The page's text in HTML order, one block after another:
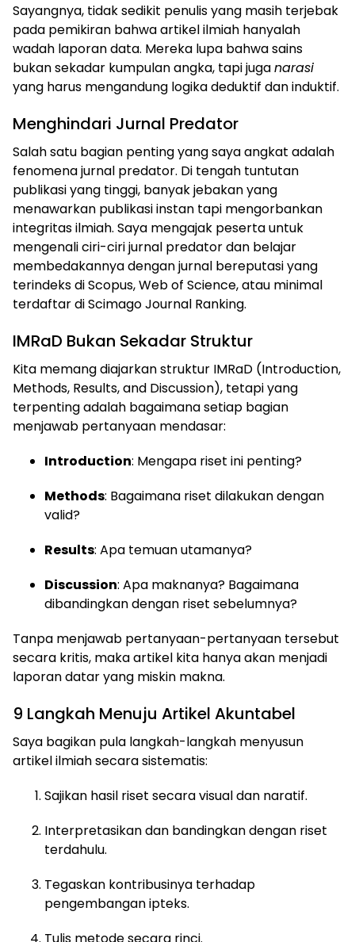
Sayangnya, tidak sedikit penulis yang masih terjebak
pada pemikiran bahwa artikel ilmiah hanyalah
wadah laporan data. Mereka lupa bahwa sains
bukan sekadar kumpulan angka, tapi juganarasi
yang harus mengandung logika deduktif dan induktif.
Menghindari Jurnal Predator
Salah satu bagian penting yang saya angkat adalah
fenomena jurnal predator. Di tengah tuntutan
publikasi yang tinggi, banyak jebakan yang
menawarkan publikasi instan tapi mengorbankan
integritas ilmiah. Saya mengajak peserta untuk
mengenali ciri-ciri jurnal predator dan belajar
membedakannya dengan jurnal bereputasi yang
terindeks di Scopus, Web of Science, atau minimal
terdaftar di Scimago Journal Ranking.
IMRaD Bukan Sekadar Struktur
Kita memang diajarkan struktur IMRaD (Introduction,
Methods, Results, and Discussion), tetapi yang
terpenting adalah bagaimana setiap bagian
menjawab pertanyaan mendasar:
Introduction: Mengapa riset ini penting?
Methods: Bagaimana riset dilakukan dengan
valid?
Results: Apa temuan utamanya?
Discussion: Apa maknanya? Bagaimana
dibandingkan dengan riset sebelumnya?
Tanpa menjawab pertanyaan-pertanyaan tersebut
secara kritis, maka artikel kita hanya akan menjadi
laporan datar yang miskin makna.
9 Langkah Menuju Artikel Akuntabel
Saya bagikan pula langkah-langkah menyusun
artikel ilmiah secara sistematis:
Sajikan hasil riset secara visual dan naratif.
Interpretasikan dan bandingkan dengan riset
terdahulu.
Tegaskan kontribusinya terhadap
pengembangan ipteks.
Tulis metode secara rinci.